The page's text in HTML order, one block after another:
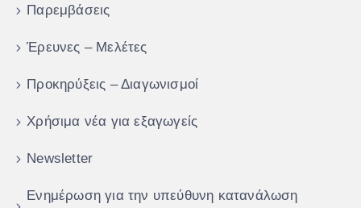
Παρεμβάσεις
Έρευνες – Μελέτες
Προκηρύξεις – Διαγωνισμοί
Χρήσιμα νέα για εξαγωγείς
Newsletter
Ενημέρωση για την υπεύθυνη κατανάλωση